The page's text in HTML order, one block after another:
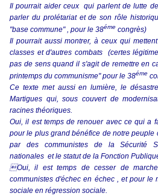
Il pourrait aider ceux qui parlent de lutte
parler du prolétariat et de son rôle
"base commune" , pour le 38éme congrès)
Il pourrait aussi montrer, à ceux qui
classes et d'autres combats (certes
pas de sens quand il s'agit de remettre en
printemps du communisme" pour le 38éme
Ce texte met aussi en lumière, le
Martigues qui, sous couvert de
racines théoriques.
Oui, il est temps de renouer avec ce qui a
pour le plus grand bénéfice de notre peuple
par des communistes de la Sécurité
nationales et le statut de la Fonction
Oui, il est temps de cesser de
communistes d'échec en échec , et pour le
sociale en régression sociale.